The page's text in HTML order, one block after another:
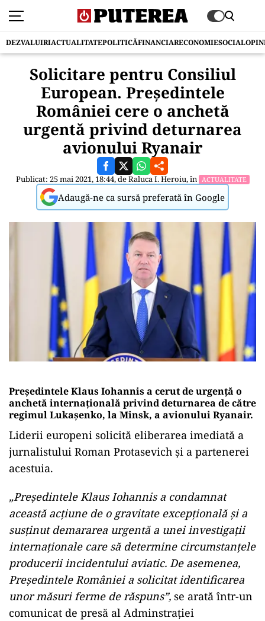
DEZVALUIRIACTUALITATEPOLITICĂFINANCIARECONOMIESOCIAL
Solicitare pentru Consiliul
European. Președintele
României cere o anchetă
urgentă privind deturnarea
avionului Ryanair
Publicat: 25 mai 2021, 18:44, deRaluca I. Heroiu, în ACTUALITATE
Adaugă-ne ca sursă preferată în Google
Președintele Klaus Iohannis a cerut de urgență o
anchetă internațională privind deturnarea de către
regimul Lukașenko, la Minsk, a avionului Ryanair.
Liderii europeni solicită eliberarea imediată a
jurnalistului Roman Protasevich și a partenerei
acestuia.
„Președintele Klaus Iohannis a condamnat
această acțiune de o gravitate excepțională și a
susținut demararea urgentă a unei investigații
internaționale care să determine circumstanțele
producerii incidentului aviatic. De asemenea,
Președintele României a solicitat identificarea
unor măsuri ferme de răspuns”, se arată într-un
comunicat de presă al Adminstrației